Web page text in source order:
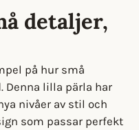
detaljer,
på hur små
Denna lilla pärla har
nivåer av stil och
som passar perfekt